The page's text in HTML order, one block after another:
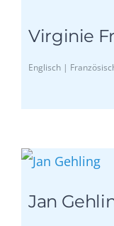
Virginie
Englisch |
Jan